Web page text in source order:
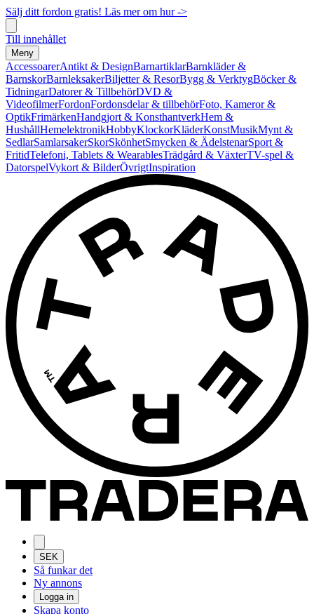
Sälj ditt fordon gratis! Läs mer om hur ->
Till innehållet
Meny
AccessoarerAntikt & DesignBarnartiklarBarnkläder &
BarnskorBarnleksakerBiljetter & ResorBygg & VerktygBöcker &
TidningarDatorer & TillbehörDVD &
VideofilmerFordonFordonsdelar & tillbehörFoto, Kameror &
OptikFrimärkenHandgjort & KonsthantverkHem &
HushållHemelektronikHobbyKlockorKläderKonstMusikMynt &
SedlarSamlarsakerSkorSkönhetSmycken & ÄdelstenarSport &
FritidTelefoni, Tablets & WearablesTrädgård & VäxterTV-spel &
DatorspelVykort & BilderÖvrigtInspiration
SEK
Så funkar det
Ny annons
Logga in
Skapa konto